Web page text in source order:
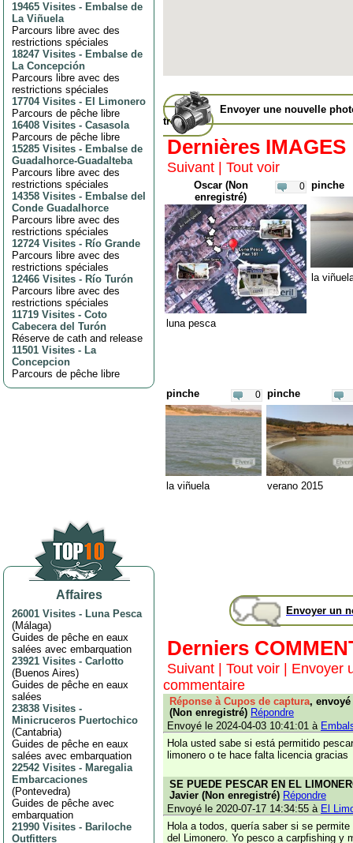
19465 Visites - Embalse de
La Viñuela
Parcours libre avec des
restrictions spéciales
18247 Visites - Embalse de
La Concepción
Parcours libre avec des
restrictions spéciales
17704 Visites - El Limonero
Parcours de pêche libre
16408 Visites - Casasola
Parcours de pêche libre
15285 Visites - Embalse de
Guadalhorce-Guadalteba
Parcours libre avec des
restrictions spéciales
14358 Visites - Embalse del
Conde Guadalhorce
Parcours libre avec des
restrictions spéciales
12724 Visites - Río Grande
Parcours libre avec des
restrictions spéciales
12466 Visites - Río Turón
Parcours libre avec des
restrictions spéciales
11719 Visites - Coto
Cabecera del Turón
Réserve de cath and release
11501 Visites - La
Concepcion
Parcours de pêche libre
Affaires
26001 Visites - Luna Pesca
(Málaga)
Guides de pêche en eaux
salées avec embarquation
23921 Visites - Carlotto
(Buenos Aires)
Guides de pêche en eaux
salées
23838 Visites -
Minicruceros Puertochico
(Cantabria)
Guides de pêche en eaux
salées avec embarquation
22542 Visites - Maregalia
Embarcaciones
(Pontevedra)
Guides de pêche avec
embarquation
21990 Visites - Bariloche
Outfitters
Envoyer une nouvelle
trophée
Dernières IMAGES
Suivant Tout voir
0
Oscar (Non
enregistré)
luna pesca
pinche
la
0
pinche
la viñuela
pinche
verano 2015
Envoyer un
Derniers
Suivant Tout voir
Envoyer
commentaire
Réponse à Cupos de captura,
(Non enregistré) Répondre
Envoyé le 2024-04-03 10:41:01 à
Hola usted sabe si está permitido
limonero o te hace falta licencia gracias
SE PUEDE PESCAR EN EL
Javier (Non enregistré) Répondre
Envoyé le 2020-07-17 14:34:55 à El
Hola a todos, quería saber si se
del Limonero. Yo pesco a carpfishing y